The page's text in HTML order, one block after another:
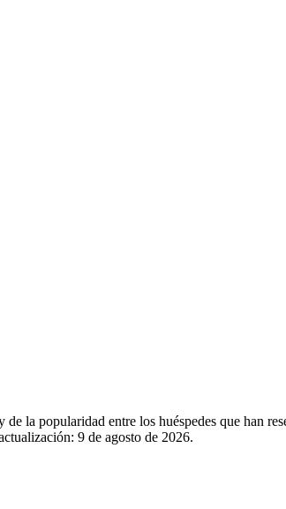
la popularidad entre los huéspedes que han
9 de agosto de 2026.